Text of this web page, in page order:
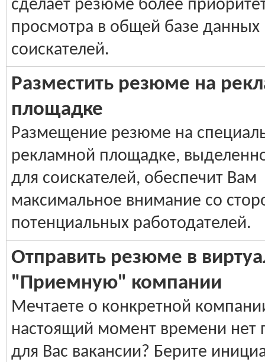
сделает резюме более
просмотра в общей базе данных
соискателей.
Разместить резюме на
площадке
Размещение резюме на
рекламной площадке,
для соискателей, обеспечит Вам
максимальное внимание со
потенциальных работодателей.
Отправить резюме в
"Приемную" компании
Мечтаете о конкретной
настоящий момент времени нет
для Вас вакансии? Берите